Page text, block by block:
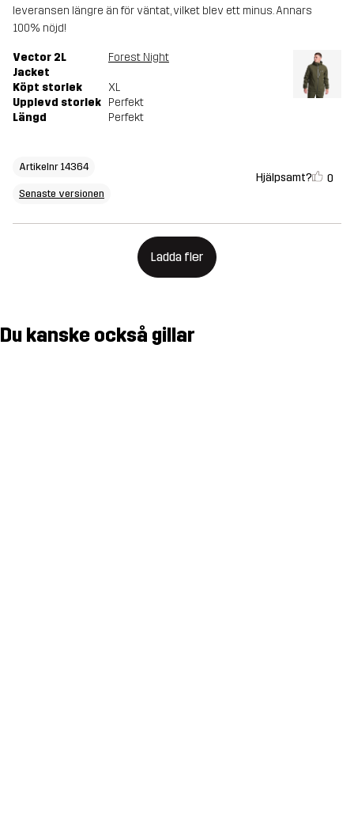
leveransen längre än för väntat, vilket blev ett minus. Annars
100% nöjd!
Vector 2L
Jacket
Forest Night
Köpt storlek
XL
Upplevd storlek Perfekt
Längd
Perfekt
Artikelnr 14364
Senaste versionen
Hjälpsamt? 0
Ladda fler
Du kanske också gillar